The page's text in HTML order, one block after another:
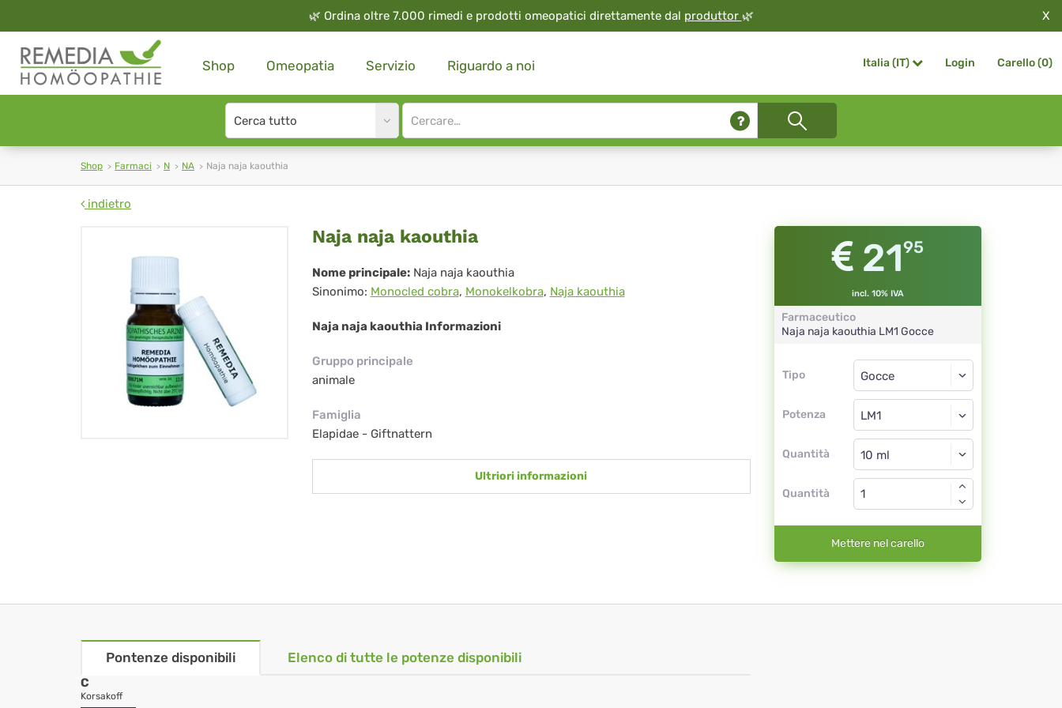
🌿 Ordina oltre 7.000 rimedi e prodotti omeopatici direttamente dal produttor 🌿 X
Shop Omeopatia Servizio Riguardo a noi Italia (IT) Login Carello (0)
Search
type
Site
search
Shop Farmaci N NA Naja naja kaouthia
indietro
Naja
naja
kaouthia
Naja naja kaouthia
Nome principale: Naja naja kaouthia
Sinonimo: Monocled cobra, Monokelkobra, Naja kaouthia
Naja naja kaouthia Informazioni
Gruppo principale
animale
Famiglia
Elapidae - Giftnattern
Ultriori informazioni
2195
incl. 10% IVA
Farmaceutico
Naja naja kaouthia LM1 Gocce
Tipo
Tipo
Potenza
Gocce
LM1
Quantità
Gocce
Quantità
Mettere nel carello
Pontenze disponibili Elenco di tutte le potenze disponibili
C
Korsakoff